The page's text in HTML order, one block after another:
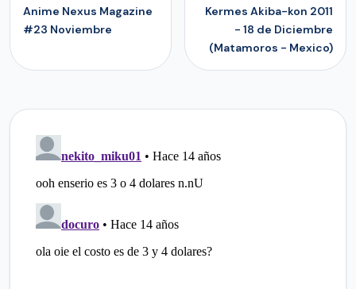
Anime Nexus Magazine
#23 Noviembre
Kermes Akiba-kon 2011
- 18 de Diciembre
(Matamoros - Mexico)